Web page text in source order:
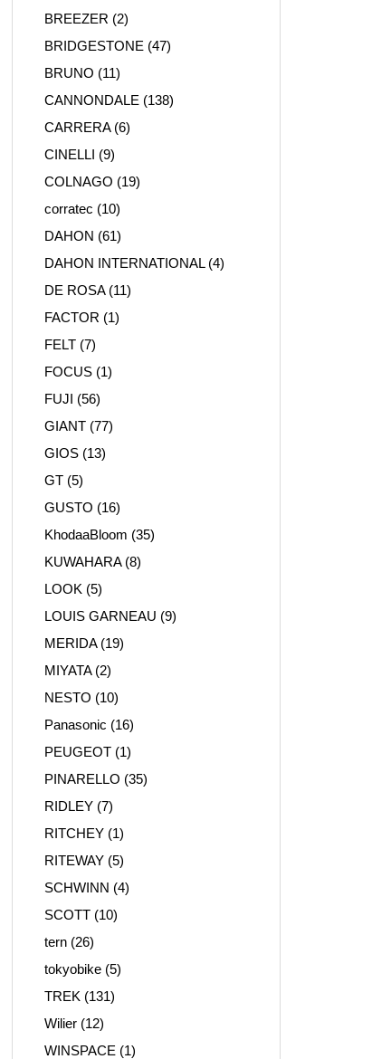
BREEZER (2)
BRIDGESTONE (47)
BRUNO (11)
CANNONDALE (138)
CARRERA(6)
CINELLI (9)
COLNAGO (19)
corratec (10)
DAHON (61)
DAHON INTERNATIONAL(4)
DE ROSA(11)
FACTOR (1)
FELT (7)
FOCUS (1)
FUJI (56)
GIANT (77)
GIOS (13)
GT (5)
GUSTO (16)
KhodaaBloom (35)
KUWAHARA(8)
LOOK (5)
LOUIS GARNEAU (9)
MERIDA(19)
MIYATA(2)
NESTO (10)
Panasonic (16)
PEUGEOT (1)
PINARELLO (35)
RIDLEY (7)
RITCHEY (1)
RITEWAY (5)
SCHWINN (4)
SCOTT (10)
tern (26)
tokyobike (5)
TREK (131)
Wilier (12)
WINSPACE (1)